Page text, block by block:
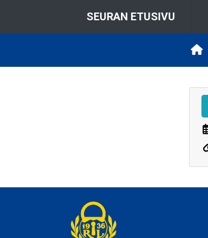
SEURAN ETUSIVU